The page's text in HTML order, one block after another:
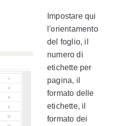
Impostare qui
l'orientamento
del foglio, il
numero di
etichette per
pagina, il
formato delle
etichette, il
formato dei